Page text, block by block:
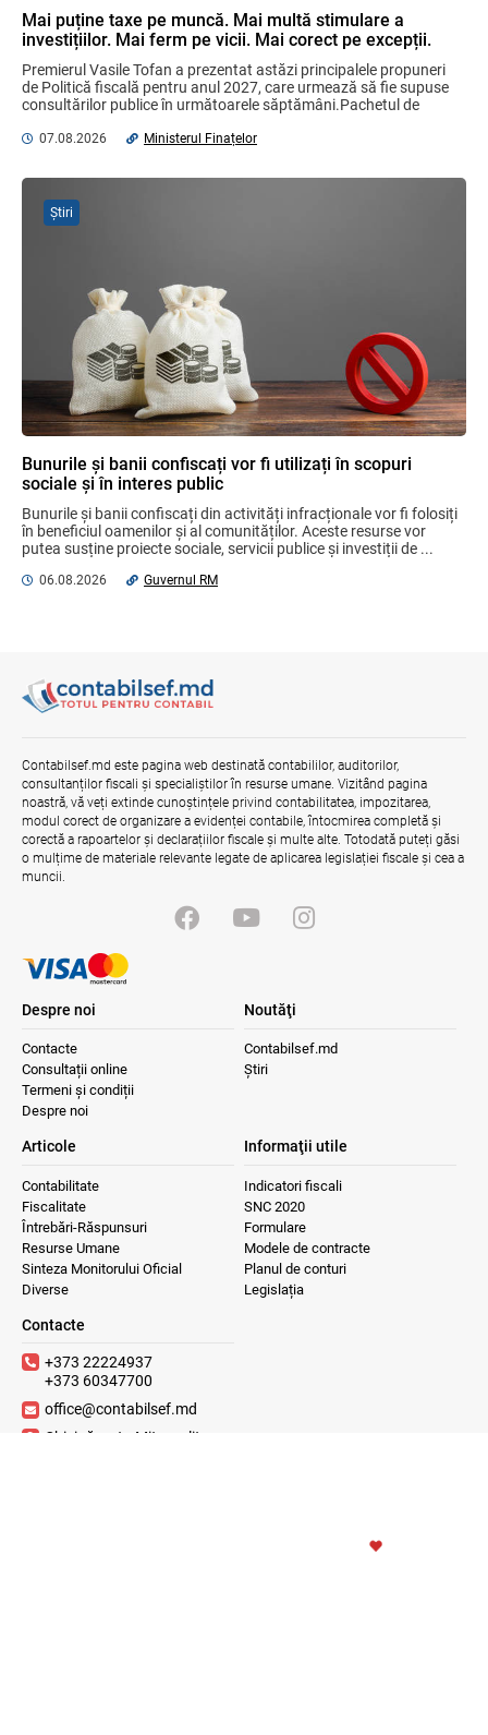
06.08.2026 BNM
Contract pentru transferul de date
personale în afara statelor cu protecție
07.08.2026
Opinia comunității profesionale a
auditorilor interni în procesul de aliniere
la standardele internaționale și bunele
practici
04.08.2026 Ministerul Finanțelor
Misiune oficială în cadrul proiectului
reformei finanțelor publice și a
administrării fiscale pentru aderarea la
UE
04.08.2026 Serviciul Fiscal de Stat
rezidențiale, consultat cu părțile
interesate
04.08.2026 Ministerul Finanțelor
Mai puține taxe pe muncă. Mai multă stimulare a
investițiilor. Mai ferm pe vicii. Mai corect pe excepții.
Premierul Vasile Tofan a prezentat astăzi principalele propuneri
de Politică fiscală pentru anul 2027, care urmează să fie supuse
consultărilor publice în următoarele săptămâni.Pachetul de
07.08.2026 Ministerul Finațelor
Bunurile și banii confiscați vor fi utilizați în scopuri
sociale și în interes public
Bunurile și banii confiscați din activități infracționale vor fi folosiți
în beneficiul oamenilor și al comunităților. Aceste resurse vor
putea susține proiecte sociale, servicii publice și investiții de ...
06.08.2026 Guvernul RM
Știri
Contabilsef.md este pagina web destinată contabililor, auditorilor,
consultanților fiscali și specialiștilor în resurse umane. Vizitând pagina
noastră, vă veți extinde cunoștințele privind contabilitatea, impozitarea,
modul corect de organizare a evidenței contabile, întocmirea completă și
corectă a rapoartelor și declarațiilor fiscale și multe alte. Totodată puteți găsi
o mulțime de materiale relevante legate de aplicarea legislației fiscale și cea a
muncii.
Despre noi
Contacte
Consultații online
Termeni și condiții
Despre noi
Noutăţi
Contabilsef.md
Știri
Articole
Contabilitate
Fiscalitate
Întrebări-Răspunsuri
Resurse Umane
Sinteza Monitorului Oficial
Diverse
Informaţii utile
Indicatori fiscali
SNC 2020
Formulare
Modele de contracte
Planul de conturi
Legislația
Contacte
+373 22224937
+373 60347700
office@contabilsef.md
Chișinău, str. Mitropolit